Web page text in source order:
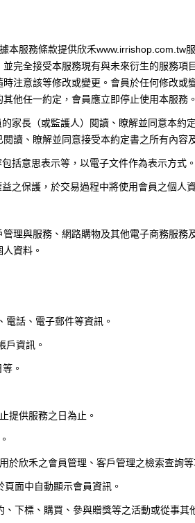
本服務條款提供欣禾www.irrishop.com.tw
完全接受本服務現有與未來衍生的服務
注意該等修改或變更。會員於任何修改
他任一約定，會員應立即停止使用本服務。
家長（或監護人）閱讀、瞭解並同意本
讀、瞭解並同意接受本約定書之所有內容
括意思表示等，以電子文件作為表示方式。
之保護，於交易過程中將使用會員之個人
理與服務、網路購物及其他電子商務服務
資料。
話、電子郵件等資訊。
戶資訊。
。
提供服務之日為止。
於欣禾之會員管理、客戶管理之檢索查詢
面中自動顯示會員資訊。
下標、購買、參與贈獎等之活動或從事